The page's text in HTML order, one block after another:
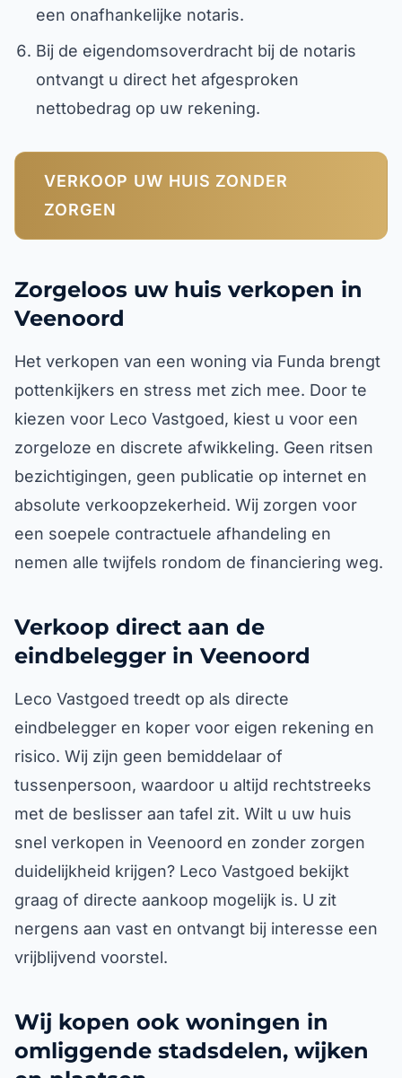
een onafhankelijke notaris.
Bij de eigendomsoverdracht bij de notaris
ontvangt u direct het afgesproken
nettobedrag op uw rekening.
VERKOOP UW HUIS ZONDER
ZORGEN
Zorgeloos uw huis verkopen in
Veenoord
Het verkopen van een woning via Funda brengt
pottenkijkers en stress met zich mee. Door te
kiezen voor Leco Vastgoed, kiest u voor een
zorgeloze en discrete afwikkeling. Geen ritsen
bezichtigingen, geen publicatie op internet en
absolute verkoopzekerheid. Wij zorgen voor
een soepele contractuele afhandeling en
nemen alle twijfels rondom de financiering weg.
Verkoop direct aan de
eindbelegger in Veenoord
Leco Vastgoed treedt op als directe
eindbelegger en koper voor eigen rekening en
risico. Wij zijn geen bemiddelaar of
tussenpersoon, waardoor u altijd rechtstreeks
met de beslisser aan tafel zit. Wilt u uw huis
snel verkopen in Veenoord en zonder zorgen
duidelijkheid krijgen? Leco Vastgoed bekijkt
graag of directe aankoop mogelijk is. U zit
nergens aan vast en ontvangt bij interesse een
vrijblijvend voorstel.
Wij kopen ook woningen in
omliggende stadsdelen, wijken